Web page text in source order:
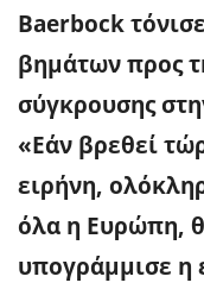
Baerbock
βημάτων προς
σύγκρουσης
«Εάν βρεθεί
ειρήνη,
όλα η Ευρώπη,
υπογράμμισε η